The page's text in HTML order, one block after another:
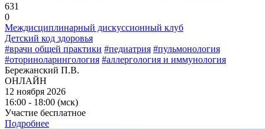
631
0
Междисциплинарный дискуссионный клуб
Детский код здоровья
#врачи общей практики #педиатрия #пульмонология
#оториноларингология #аллергология и иммунология
Бережанский П.В.
ОНЛАЙН
12 ноября 2026
16:00 - 18:00 (мск)
Участие бесплатное
Подробнее